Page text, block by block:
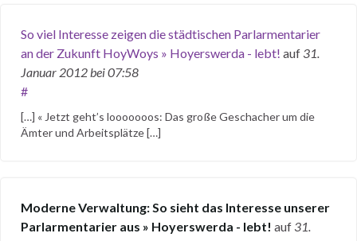
So viel Interesse zeigen die städtischen Parlarmentarier
an der Zukunft HoyWoys » Hoyerswerda - lebt! auf 31.
Januar 2012bei 07:58
#
[…] « Jetzt geht’s looooooos: Das große Geschacher um die
Ämter und Arbeitsplätze […]
Moderne Verwaltung: So sieht das Interesse unserer
Parlarmentarier aus » Hoyerswerda - lebt! auf 31.